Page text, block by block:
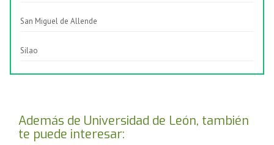
San Miguel de Allende
Silao
Además de Universidad de León, también
te puede interesar: